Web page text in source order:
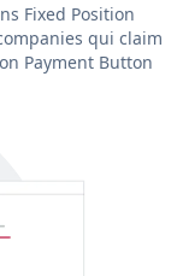
Fixed Position
qui claim
Payment Button